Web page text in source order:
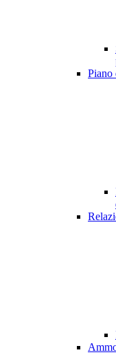
Piano